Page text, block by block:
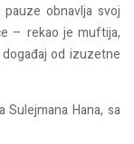
obnavlja svoj
– rekao je muftija,
od izuzetne
Sulejmana Hana, sa